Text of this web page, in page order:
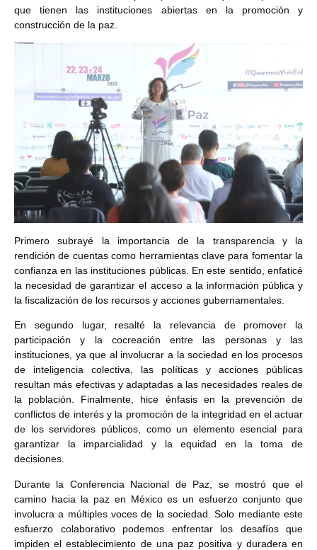
que tienen las instituciones abiertas en la promoción y
construcción de la paz.
Primero subrayé la importancia de la transparencia y la
rendición de cuentas como herramientas clave para fomentar la
confianza en las instituciones públicas. En este sentido, enfaticé
la necesidad de garantizar el acceso a la información pública y
la fiscalización de los recursos y acciones gubernamentales.
En segundo lugar, resalté la relevancia de promover la
participación y la cocreación entre las personas y las
instituciones, ya que al involucrar a la sociedad en los procesos
de inteligencia colectiva, las políticas y acciones públicas
resultan más efectivas y adaptadas a las necesidades reales de
la población. Finalmente, hice énfasis en la prevención de
conflictos de interés y la promoción de la integridad en el actuar
de los servidores públicos, como un elemento esencial para
garantizar la imparcialidad y la equidad en la toma de
decisiones.
Durante la Conferencia Nacional de Paz, se mostró que el
camino hacia la paz en México es un esfuerzo conjunto que
involucra a múltiples voces de la sociedad. Solo mediante este
esfuerzo colaborativo podemos enfrentar los desafíos que
impiden el establecimiento de una paz positiva y duradera en